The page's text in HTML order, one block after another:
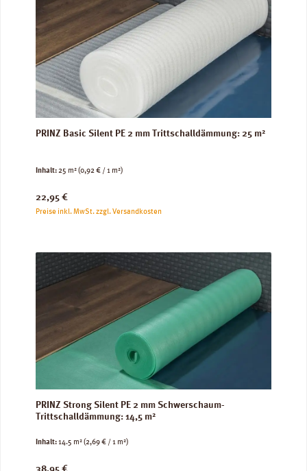
PRINZ Basic Silent PE 2 mm Trittschalldämmung: 25 m²
Inhalt:25 m²(0,92 € / 1 m²)
Regulärer Preis:
22,95 €
Preise inkl. MwSt. zzgl. Versandkosten
PRINZ Strong Silent PE 2 mm Schwerschaum-
Trittschalldämmung: 14,5 m²
Inhalt:14.5 m²(2,69 € / 1 m²)
Regulärer Preis:
38,95 €